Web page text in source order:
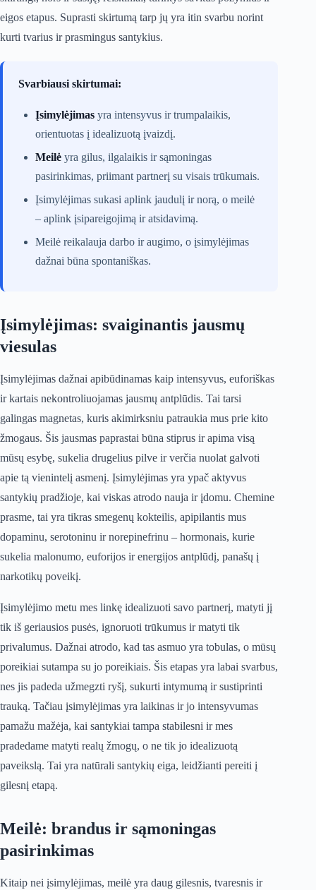
eigos etapus. Suprasti skirtumą tarp jų yra itin svarbu norint
kurti tvarius ir prasmingus santykius.
Svarbiausi skirtumai:
Įsimylėjimas yra intensyvus ir trumpalaikis,
orientuotas į idealizuotą įvaizdį.
Meilė yra gilus, ilgalaikis ir sąmoningas
pasirinkimas, priimant partnerį su visais trūkumais.
Įsimylėjimas sukasi aplink jaudulį ir norą, o meilė
– aplink įsipareigojimą ir atsidavimą.
Meilė reikalauja darbo ir augimo, o įsimylėjimas
dažnai būna spontaniškas.
Įsimylėjimas: svaiginantis jausmų
viesulas
Įsimylėjimas dažnai apibūdinamas kaip intensyvus, euforiškas
ir kartais nekontroliuojamas jausmų antplūdis. Tai tarsi
galingas magnetas, kuris akimirksniu patraukia mus prie kito
žmogaus. Šis jausmas paprastai būna stiprus ir apima visą
mūsų esybę, sukelia drugelius pilve ir verčia nuolat galvoti
apie tą vienintelį asmenį. Įsimylėjimas yra ypač aktyvus
santykių pradžioje, kai viskas atrodo nauja ir įdomu. Chemine
prasme, tai yra tikras smegenų kokteilis, apipilantis mus
dopaminu, serotoninu ir norepinefrinu – hormonais, kurie
sukelia malonumo, euforijos ir energijos antplūdį, panašų į
narkotikų poveikį.
Įsimylėjimo metu mes linkę idealizuoti savo partnerį, matyti jį
tik iš geriausios pusės, ignoruoti trūkumus ir matyti tik
privalumus. Dažnai atrodo, kad tas asmuo yra tobulas, o mūsų
poreikiai sutampa su jo poreikiais. Šis etapas yra labai svarbus,
nes jis padeda užmegzti ryšį, sukurti intymumą ir sustiprinti
trauką. Tačiau įsimylėjimas yra laikinas ir jo intensyvumas
pamažu mažėja, kai santykiai tampa stabilesni ir mes
pradedame matyti realų žmogų, o ne tik jo idealizuotą
paveikslą. Tai yra natūrali santykių eiga, leidžianti pereiti į
gilesnį etapą.
Meilė: brandus ir sąmoningas
pasirinkimas
Kitaip nei įsimylėjimas, meilė yra daug gilesnis, tvaresnis ir